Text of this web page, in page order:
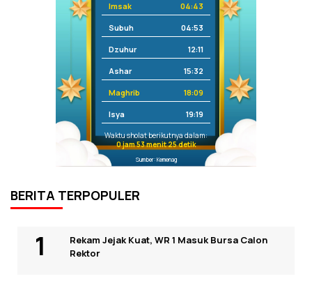
Imsak 04:43
Subuh 04:53
Dzuhur 12:11
Ashar 15:32
Maghrib 18:09
Isya 19:19
Waktu sholat berikutnya dalam:
0 jam 53 menit 24 detik
Sumber: Kemenag
BERITA TERPOPULER
Rekam Jejak Kuat, WR 1 Masuk Bursa Calon
Rektor